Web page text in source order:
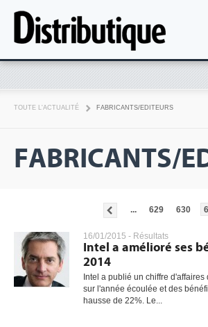
TOUTE L'ACTUALITÉ FABRICANTS/EDITEURS
FABRICANTS/
... 629 630
16/01/2015 - Résultats
Intel a amélioré ses
2014
Intel a publié un chiffre
sur l'année écoulée et des
hausse de 22%. Le...